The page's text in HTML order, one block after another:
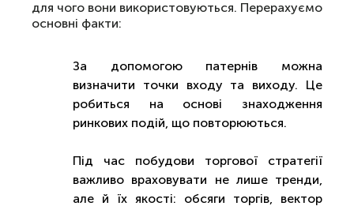
для чого вони використовуються. Перерахуємо
основні факти:
За допомогою патернів можна
визначити точки входу та виходу. Це
робиться на основі знаходження
ринкових подій, що повторюються.
Під час побудови торгової стратегії
важливо враховувати не лише тренди,
але й їх якості: обсяги торгів, вектор